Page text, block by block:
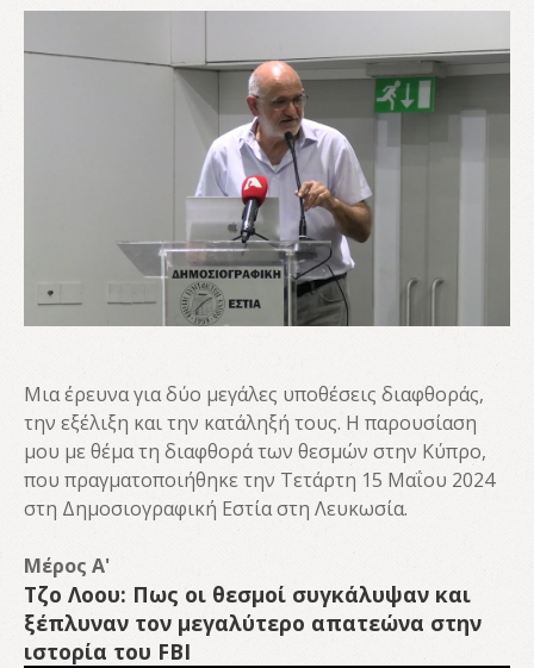
Μια έρευνα για δύο μεγάλες υποθέσεις διαφθοράς,
την εξέλιξη και την κατάληξή τους. Η παρουσίαση
μου με θέμα τη διαφθορά των θεσμών στην Κύπρο,
που πραγματοποιήθηκε την Τετάρτη 15 Μαΐου 2024
στη Δημοσιογραφική Εστία στη Λευκωσία.
Μέρος Α'
Τζο Λοου: Πως οι θεσμοί συγκάλυψαν και
ξέπλυναν τον μεγαλύτερο απατεώνα στην
ιστορία του FBI